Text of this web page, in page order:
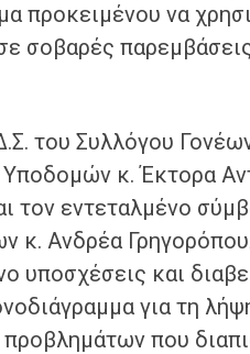
προκειμένου να
σοβαρές
του Συλλόγου
κ. Έκτορα
τον εντεταλμένο
κ. Ανδρέα
υποσχέσεις και
για τη
που